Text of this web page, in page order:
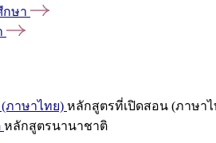
กษา
ภาษาไทย) หลักสูตรที่เปิดสอน (ภาษาไ
หลักสูตรนานาชาติ